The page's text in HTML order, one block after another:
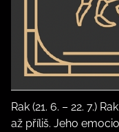
Rak (21. 6. – 22. 7.)
až příliš. Jeho